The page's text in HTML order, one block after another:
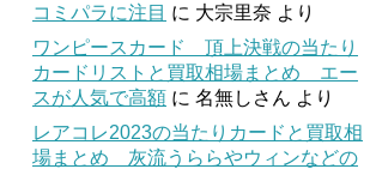
コミパラに注目 に 大宗里奈 より
ワンピースカード 頂上決戦の当たり
カードリストと買取相場まとめ エー
スが人気で高額 に 名無しさん より
レアコレ2023の当たりカードと買取相
場まとめ 灰流うららやウィンなどの